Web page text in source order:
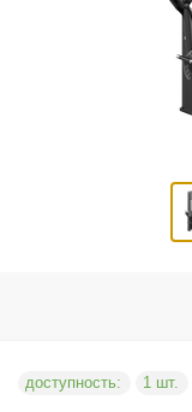
доступность: 1 шт.